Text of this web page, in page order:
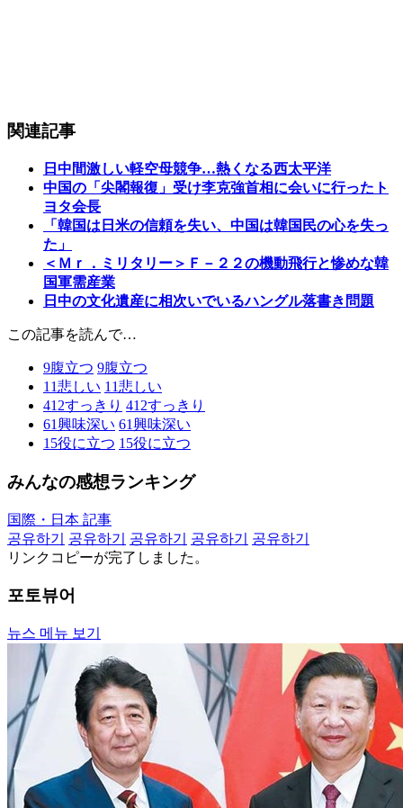
関連記事
日中間激しい軽空母競争…熱くなる西太平洋
中国の「尖閣報復」受け李克強首相に会いに行ったト
ヨタ会長
「韓国は日米の信頼を失い、中国は韓国民の心を失っ
た」
＜Ｍｒ．ミリタリー＞Ｆ－２２の機動飛行と惨めな韓
国軍需産業
日中の文化遺産に相次いでいるハングル落書き問題
この記事を読んで…
9腹立つ 9腹立つ
11悲しい 11悲しい
412すっきり 412すっきり
61興味深い 61興味深い
15役に立つ 15役に立つ
みんなの感想ランキング
国際・日本 記事
공유하기
공유하기 공유하기 공유하기
공유하기
リンクコピーが完了しました。
포토뷰어
뉴스 메뉴 보기